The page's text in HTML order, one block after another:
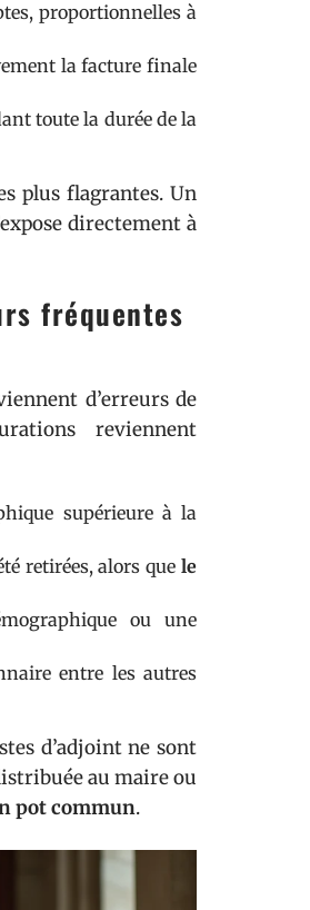
proportionnelles à
la facture finale
toute la durée de la
plus flagrantes. Un
directement à
fréquentes
d’erreurs de
reviennent
supérieure à la
retirées, alors que le
ou une
entre les autres
d’adjoint ne sont
au maire ou
pot commun.